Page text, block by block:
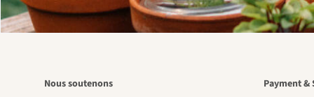
Nous soutenons Payment &